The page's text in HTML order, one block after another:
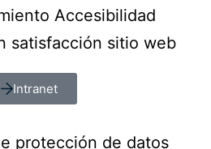
Accesibilidad
satisfacción sitio web
Intranet
protección de datos